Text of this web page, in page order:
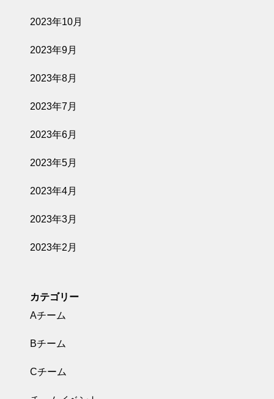
2023年10月
2023年9月
2023年8月
2023年7月
2023年6月
2023年5月
2023年4月
2023年3月
2023年2月
カテゴリー
Aチーム
Bチーム
Cチーム